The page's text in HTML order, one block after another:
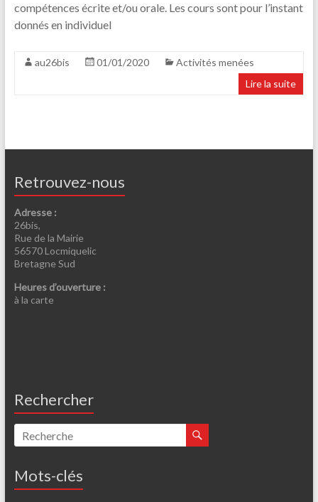
compétences écrite et/ou orale. Les cours sont pour l’instant
donnés en individuel
au26bis 01/01/2020
Activités menées
Lire la suite
Retrouvez-nous
Adresse :
26bis,
Rue de la Mairie
56570 Locmiquelic
Bretagne Sud
Heures d’ouverture :
à la carte
Rechercher
Mots-clés